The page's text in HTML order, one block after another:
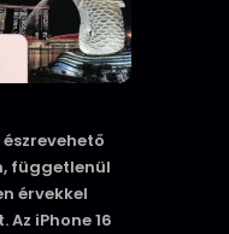
függetlenül
érvekkel
iPhone 16